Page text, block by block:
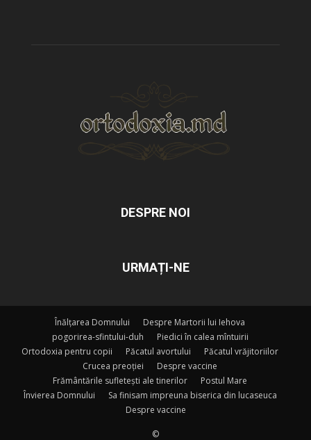
DESPRE NOI
URMAȚI-NE
Înălțarea Domnului
Despre Martorii lui Iehova
pogorirea-sfintului-duh
Piedici în calea mîntuirii
Ortodoxia pentru copii
Păcatul avortului
Păcatul vrăjitoriilor
Crucea preoției
Despre vaccine
Frământările sufletești ale tinerilor
Postul Mare
Învierea Domnului
Sa finisam impreuna biserica din lucaseuca
Despre vaccine
©